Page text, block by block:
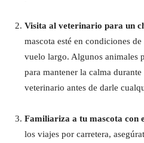
Visita al veterinario para un
mascota esté en condiciones
vuelo largo. Algunos animales
para mantener la calma
veterinario antes de darle
Familiariza a tu mascota con
los viajes por carretera,